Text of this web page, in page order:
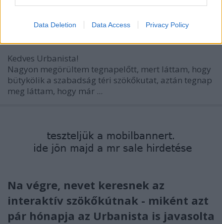
Data Deletion Data Access Privacy Policy
Kedves Urbanista!
Nagyon megörültem tegnapelőtt, mert láttam, hogy
bütykölik a szabadság téri szökőkutat, aztán tegnap
meg láttam, hogy már ...
Na végre, nevet keresnek az
interaktív szökőkútnak - miként azt
pár hónapja az Urbanista is javasolta